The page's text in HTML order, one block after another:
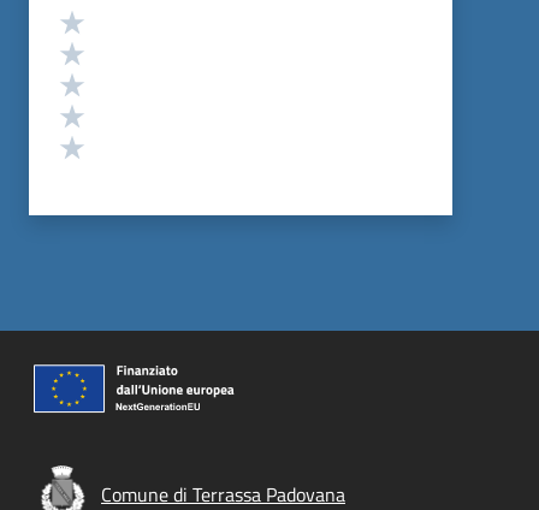
Valutazione
Comune di Terrassa Padovana